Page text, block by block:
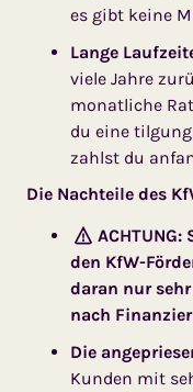
es gibt keine
Lange
viele Jahre
monatliche
du eine
zahlst du
Die Nachteile des
den KfW-
daran nur
nach
Die
Kunden mit